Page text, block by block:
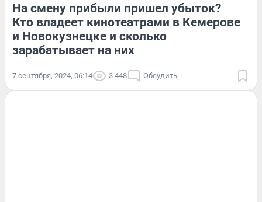
На смену прибыли пришел убыток?
Кто владеет кинотеатрами в Кемерове
и Новокузнецке и сколько
зарабатывает на них
7 сентября, 2024, 06:14 3 448 Обсудить